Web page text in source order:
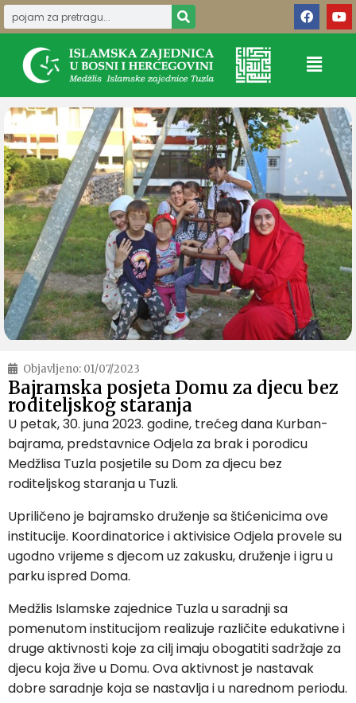
Objavljeno: 01/07/2023
Bajramska posjeta Domu za djecu bez
roditeljskog staranja
U petak, 30. juna 2023. godine, trećeg dana Kurban-
bajrama, predstavnice Odjela za brak i porodicu
Medžlisa Tuzla posjetile su Dom za djecu bez
roditeljskog staranja u Tuzli.
Upriličeno je bajramsko druženje sa štićenicima ove
institucije. Koordinatorice i aktivisice Odjela provele su
ugodno vrijeme s djecom uz zakusku, druženje i igru u
parku ispred Doma.
Medžlis Islamske zajednice Tuzla u saradnji sa
pomenutom institucijom realizuje različite edukativne i
druge aktivnosti koje za cilj imaju obogatiti sadržaje za
djecu koja žive u Domu. Ova aktivnost je nastavak
dobre saradnje koja se nastavlja i u narednom periodu.